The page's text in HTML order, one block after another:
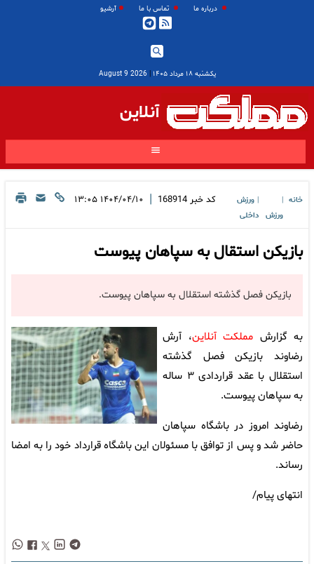
درباره ما تماس با ما آرشیو
یکشنبه ۱۸ مرداد ۱۴۰۵ |
2026 August 9
آنلاین
خانه
ورزش
ورزش
داخلی
کد خبر 168914
| ۱۴۰۴/۰۴/۱۰ ۱۳:۰۵
بازیکن استقال به سپاهان پیوست
بازیکن فصل گذشته استقلال به سپاهان پیوست.
به گزارش مملکت آنلاین، آرش
رضاوند بازیکن فصل گذشته
استقلال با عقد قراردادی ۳ ساله
به سپاهان پیوست.
رضاوند امروز در باشگاه سپاهان
حاضر شد و پس از توافق با مسئولان این باشگاه قرارداد خود را به امضا
رساند.
انتهای پیام/